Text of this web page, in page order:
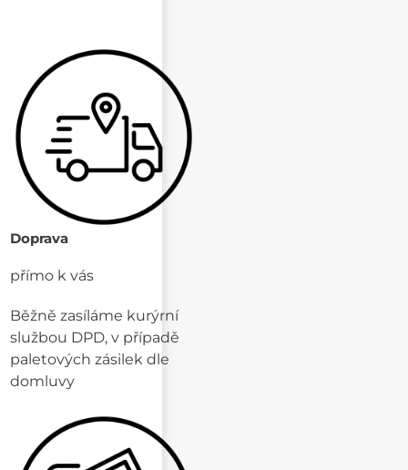
Doprava
přímo k vás
Běžně zasíláme kurýrní
službou DPD, v případě
paletových zásilek dle
domluvy